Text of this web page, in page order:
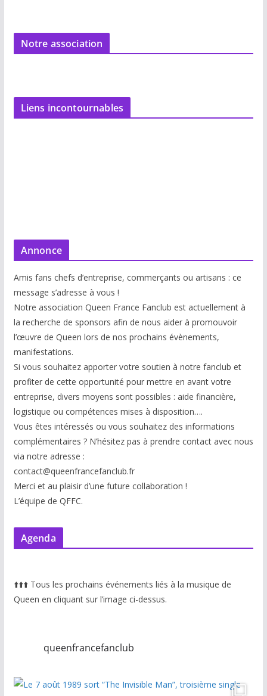
Notre association
Liens incontournables
Annonce
Amis fans chefs d’entreprise, commerçants ou artisans : ce
message s’adresse à vous !
Notre association Queen France Fanclub est actuellement à
la recherche de sponsors afin de nous aider à promouvoir
l’œuvre de Queen lors de nos prochains évènements,
manifestations.
Si vous souhaitez apporter votre soutien à notre fanclub et
profiter de cette opportunité pour mettre en avant votre
entreprise, divers moyens sont possibles : aide financière,
logistique ou compétences mises à disposition….
Vous êtes intéressés ou vous souhaitez des informations
complémentaires ? N’hésitez pas à prendre contact avec nous
via notre adresse :
contact@queenfrancefanclub.fr
Merci et au plaisir d’une future collaboration !
L’équipe de QFFC.
Agenda
⬆️⬆️⬆️ Tous les prochains événements liés à la musique de
Queen en cliquant sur l’image ci-dessus.
queenfrancefanclub